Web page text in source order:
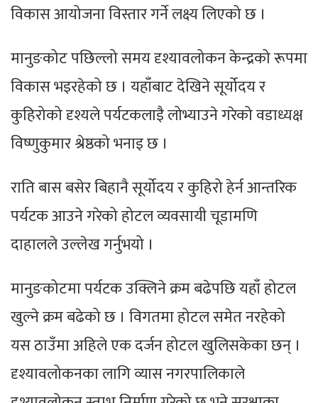
विकास आयोजना विस्तार गर्ने लक्ष्य लिएको छ ।
मानुङकोट पछिल्लो समय दृश्यावलोकन केन्द्रको रूपमा
विकास भइरहेको छ । यहाँबाट देखिने सूर्योदय र
कुहिरोको दृश्यले पर्यटकलाइै लोभ्याउने गरेको वडाध्यक्ष
विष्णुकुमार श्रेष्ठको भनाइ छ ।
राति बास बसेर बिहानै सूर्योदय र कुहिरो हेर्न आन्तरिक
पर्यटक आउने गरेको होटल व्यवसायी चूडामणि
दाहालले उल्लेख गर्नुभयो ।
मानुङकोटमा पर्यटक उक्लिने क्रम बढेपछि यहाँ होटल
खुल्ने क्रम बढेको छ । विगतमा होटल समेत नरहेको
यस ठाउँमा अहिले एक दर्जन होटल खुलिसकेका छन् ।
दृश्यावलोकनका लागि व्यास नगरपालिकाले